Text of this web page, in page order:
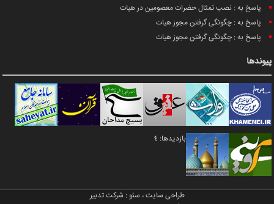
پاسخ به : نصب تمثال حضرات معصومین در هیات
پاسخ به : چگونگی گرفتن مجوز هیات
پاسخ به : چگونگی گرفتن مجوز هیات
پیوندها
بازدیدها: 4
طراحی سایت، سئو : شرکت تدبیر